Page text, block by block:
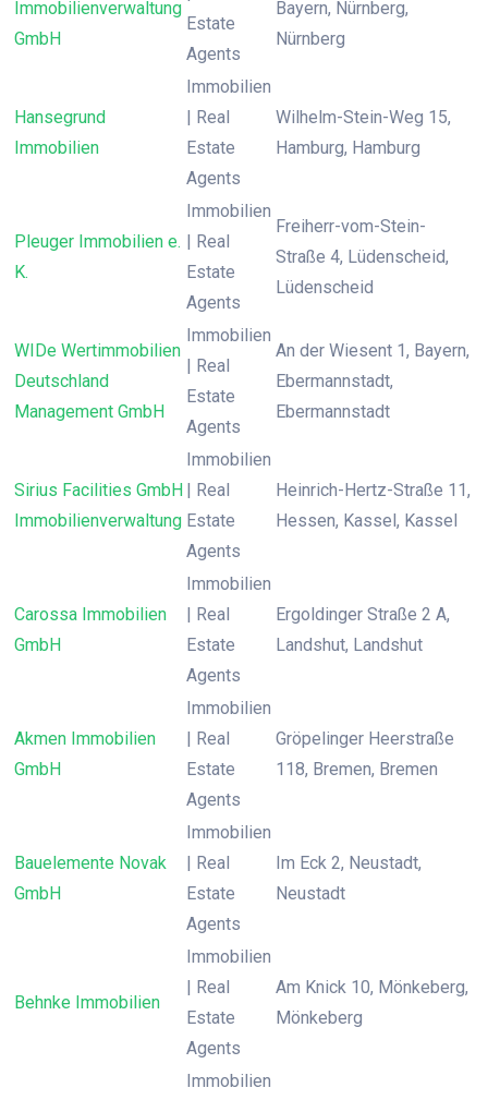
Immobilienverwaltung
GmbH
Estate
Agents
Bayern, Nürnberg,
Nürnberg
Hansegrund
Immobilien
Immobilien
| Real
Estate
Agents
Wilhelm-Stein-Weg 15,
Hamburg, Hamburg
Pleuger Immobilien e.
K.
Immobilien
| Real
Estate
Agents
Freiherr-vom-Stein-
Straße 4, Lüdenscheid,
Lüdenscheid
WIDe Wertimmobilien
Deutschland
Management GmbH
Immobilien
| Real
Estate
Agents
An der Wiesent 1, Bayern,
Ebermannstadt,
Ebermannstadt
Sirius Facilities GmbH
Immobilienverwaltung
Immobilien
| Real
Estate
Agents
Heinrich-Hertz-Straße 11,
Hessen, Kassel, Kassel
Carossa Immobilien
GmbH
Immobilien
| Real
Estate
Agents
Ergoldinger Straße 2 A,
Landshut, Landshut
Akmen Immobilien
GmbH
Immobilien
| Real
Estate
Agents
Gröpelinger Heerstraße
118, Bremen, Bremen
Bauelemente Novak
GmbH
Immobilien
| Real
Estate
Agents
Im Eck 2, Neustadt,
Neustadt
Behnke Immobilien
Immobilien
| Real
Estate
Agents
Am Knick 10, Mönkeberg,
Mönkeberg
Immobilien